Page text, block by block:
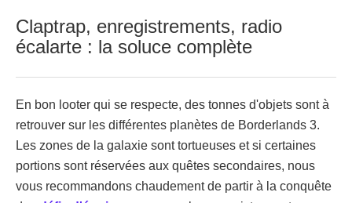
Claptrap, enregistrements, radio
écalarte : la soluce complète
En bon looter qui se respecte, des tonnes d'objets sont à
retrouver sur les différentes planètes de Borderlands 3.
Les zones de la galaxie sont tortueuses et si certaines
portions sont réservées aux quêtes secondaires, nous
vous recommandons chaudement de partir à la conquête